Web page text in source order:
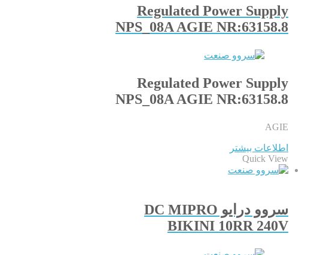
Regulated Power Supply
NPS_08A AGIE NR:63158.8
Regulated Power Supply
NPS_08A AGIE NR:63158.8
AGIE
اطلاعات بیشتر
Quick View
سروو درایو DC MIPRO
BIKINI 10RR 240V